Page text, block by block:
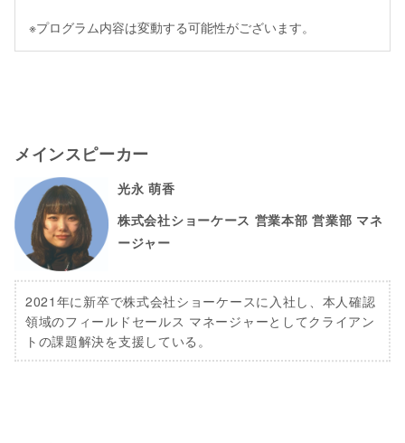
※プログラム内容は変動する可能性がございます。
メインスピーカー
光永 萌香
株式会社ショーケース 営業本部 営業部 マネ
ージャー
2021年に新卒で株式会社ショーケースに入社し、本人確認
領域のフィールドセールス マネージャーとしてクライアン
トの課題解決を支援している。